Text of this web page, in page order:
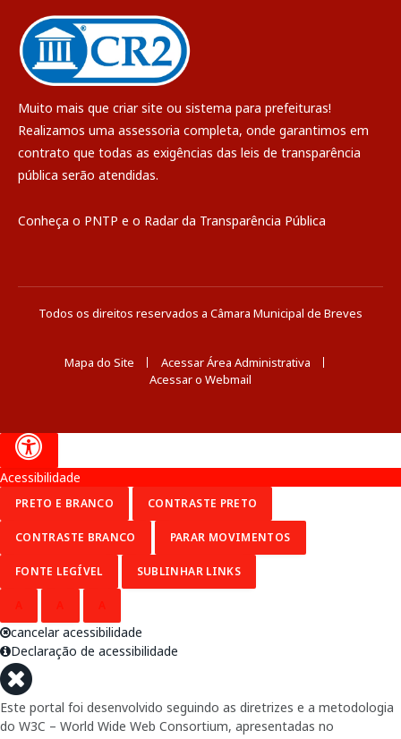
Muito mais que criar site ou sistema para prefeituras!
Realizamos uma assessoria completa, onde garantimos em
contrato que todas as exigências das leis de transparência
pública serão atendidas.
Conheça o PNTP e o Radar da Transparência Pública
Todos os direitos reservados a Câmara Municipal de Breves
Mapa do Site
Acessar Área Administrativa
Acessar o Webmail
Acessibilidade
PRETO E BRANCO CONTRASTE PRETO
CONTRASTE BRANCO PARAR MOVIMENTOS
FONTE LEGÍVEL SUBLINHAR LINKS
cancelar acessibilidade
Declaração de acessibilidade
Este portal foi desenvolvido seguindo as diretrizes e a metodologia
do W3C – World Wide Web Consortium, apresentadas no